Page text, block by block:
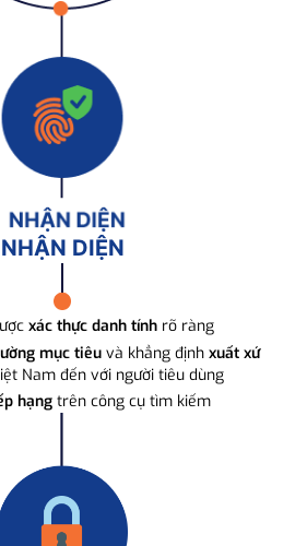
NHẬN DIỆN
xác thực danh tính rõ ràng
mục tiêuvà khẳng định xuất xứ
Nam đến với người tiêu dùng
hạng trên công cụ tìm kiếm